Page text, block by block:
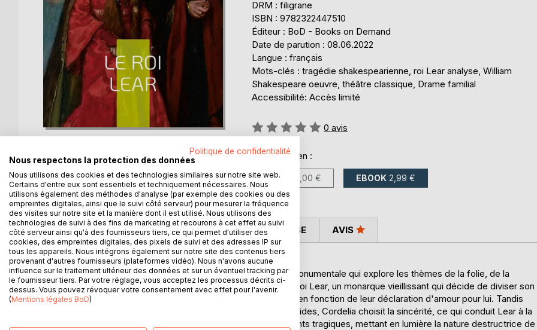
DRM : filigrane
ISBN : 9782322447510
Éditeur : BoD - Books on Demand
Date de parution : 08.06.2022
Langue : français
Mots-clés : tragédie shakespearienne, roi Lear analyse, William
Shakespeare oeuvre, théâtre classique, Drame familial
Accessibilité: Accès limité
Évaluation:
0%
0 avis
Disponible en :
LIVRE 16,00 € EBOOK 2,99 €
DESCRIPTION
RÉSUMÉ :
"Le Roi Lear" de William Shakespeare est une tragédie monumentale qui explore les thèmes de la folie, de la
trahison et de la rédemption. Le récit s'articule autour du roi Lear, un monarque vieillissant qui décide de diviser son
royaume entre ses trois filles, Goneril, Regan et Cordelia, en fonction de leur déclaration d'amour pour lui. Tandis
que Goneril et Regan flattent leur père avec des paroles vides, Cordelia choisit la sincérité, ce qui conduit Lear à la
déshériter. Cette décision précipite une série d'événements tragiques, mettant en lumière la nature destructrice de
AUTEUR(S) CRITIQUES PRESSE AVIS
Politique de confidentialité
Nous respectons la protection des données
Nous utilisons des cookies et des technologies similaires sur notre site web.
Certains d'entre eux sont essentiels et techniquement nécessaires. Nous
utilisons également des méthodes d'analyse (par exemple des cookies ou des
empreintes digitales, ainsi que le suivi côté serveur) pour mesurer la fréquence
des visites sur notre site et la manière dont il est utilisé. Nous utilisons des
technologies de suivi à des fins de marketing et recourons à cet effet au suivi
côté serveur ainsi qu'à des fournisseurs tiers, ce qui permet d'utiliser des
cookies, des empreintes digitales, des pixels de suivi et des adresses IP sur
tous les appareils. Nous intégrons également sur notre site des contenus tiers
provenant d'autres fournisseurs (plateformes vidéo). Nous n'avons aucune
influence sur le traitement ultérieur des données et sur un éventuel tracking par
le fournisseur tiers. Par votre réglage, vous acceptez les processus décrits ci-
dessus. Vous pouvez révoquer votre consentement avec effet pour l'avenir.
(Mentions légales BoD)